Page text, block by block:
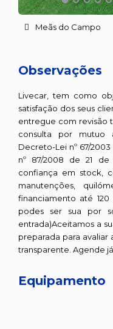
Meãs do Campo
Observações
Livecar, tem como
satisfação dos seus
entregue com revisão
consulta por mutuo
Decreto-Lei nº 67/
nº 87/2008 de 21 de
confiança em stock,
manutenções,
financiamento até
podes ser sua por
entrada)Aceitamos a
preparada para avaliar
transparente. Agende
Equipamento